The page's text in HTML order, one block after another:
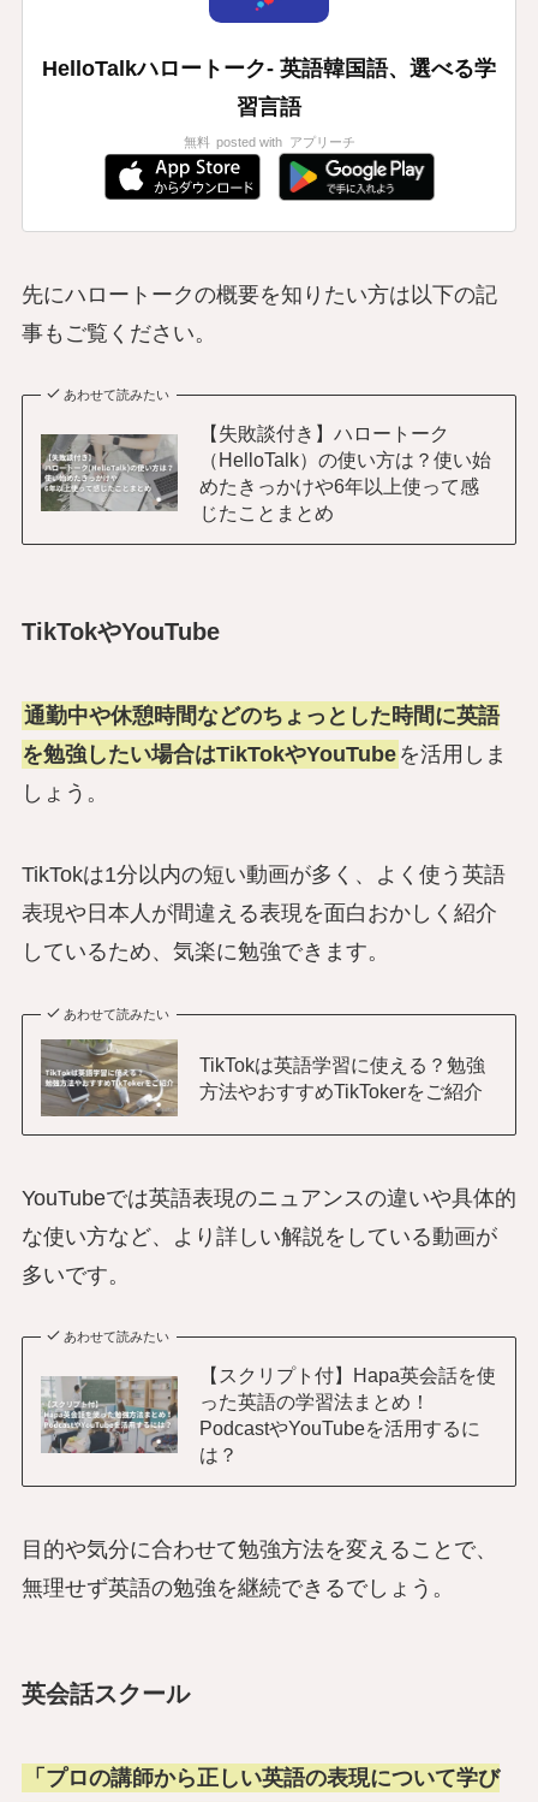
HelloTalkハロートーク- 英語韓国語、選べる学
習言語
無料 posted with アプリーチ
先にハロートークの概要を知りたい方は以下の記
事もご覧ください。
あわせて読みたい
【失敗談付き】ハロートーク
（HelloTalk）の使い方は？使い始
めたきっかけや6年以上使って感
じたことまとめ
TikTokやYouTube
通勤中や休憩時間などのちょっとした時間に英語
を勉強したい場合はTikTokやYouTube を活用しま
しょう。
TikTokは1分以内の短い動画が多く、よく使う英語
表現や日本人が間違える表現を面白おかしく紹介
しているため、気楽に勉強できます。
あわせて読みたい
TikTokは英語学習に使える？勉強
方法やおすすめTikTokerをご紹介
YouTubeでは英語表現のニュアンスの違いや具体的
な使い方など、より詳しい解説をしている動画が
多いです。
あわせて読みたい
【スクリプト付】Hapa英会話を使
った英語の学習法まとめ！
PodcastやYouTubeを活用するに
は？
目的や気分に合わせて勉強方法を変えることで、
無理せず英語の勉強を継続できるでしょう。
英会話スクール
「プロの講師から正しい英語の表現について学び